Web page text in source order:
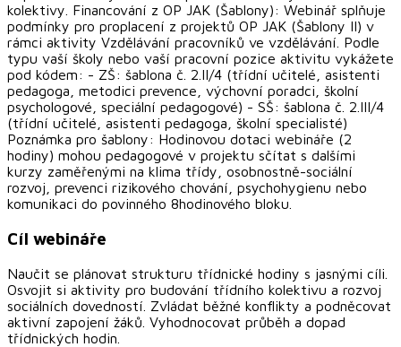
kolektivy. Financování z OP JAK (Šablony): Webinář splňuje
podmínky pro proplacení z projektů OP JAK (Šablony II) v
rámci aktivity Vzdělávání pracovníků ve vzdělávání. Podle
typu vaší školy nebo vaší pracovní pozice aktivitu vykážete
pod kódem: - ZŠ: šablona č. 2.II/4 (třídní učitelé, asistenti
pedagoga, metodici prevence, výchovní poradci, školní
psychologové, speciální pedagogové) - SŠ: šablona č. 2.III/4
(třídní učitelé, asistenti pedagoga, školní specialisté)
Poznámka pro šablony: Hodinovou dotaci webináře (2
hodiny) mohou pedagogové v projektu sčítat s dalšími
kurzy zaměřenými na klima třídy, osobnostně-sociální
rozvoj, prevenci rizikového chování, psychohygienu nebo
komunikaci do povinného 8hodinového bloku.
Cíl webináře
Naučit se plánovat strukturu třídnické hodiny s jasnými cíli.
Osvojit si aktivity pro budování třídního kolektivu a rozvoj
sociálních dovedností. Zvládat běžné konflikty a podněcovat
aktivní zapojení žáků. Vyhodnocovat průběh a dopad
třídnických hodin.